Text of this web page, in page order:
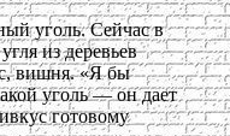
уголь. Сейчас в
из деревьев
вишня. «Я бы
уголь — он дает
готовому